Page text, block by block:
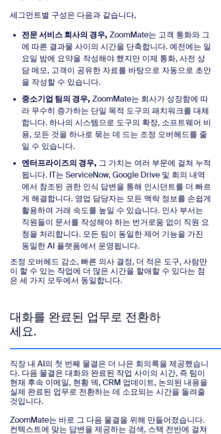
세그먼트별 구성은 다음과 같습니다,
전문 서비스 회사의 경우, ZoomMate는 고객 통화와 그
에 따른 결과물 사이의 시간을 단축합니다. 예전에는 일
요일 밤에 요약을 작성해야 했지만 이제 통화, 사전 상
담 메모, 고객이 공유한 자료를 바탕으로 자동으로 초안
을 작성할 수 있습니다.
중소기업 팀의 경우, ZoomMate는 회사가 성장함에 따
라 무수히 증가하는 단일 목적 도구의 패치워크를 대체
합니다. 하나의 시스템으로 도구의 확장, 소프트웨어 비
용, 모든 것을 하나로 묶는 데 드는 조정 오버헤드를 줄
일 수 있습니다.
엔터프라이즈의 경우, 그 가치는 여러 부문에 걸쳐 누적
됩니다. IT는 ServiceNow, Google Drive 및 회의 내역
에서 참조된 권한 인식 답변을 통해 인시던트를 더 빠르
게 해결합니다. 영업 담당자는 모든 맥락 정보를 손쉽게
활용하여 거래 속도를 높일 수 있습니다. 인사 부서는
직원들이 문서를 작성해야 하는 번거로움 없이 직원 요
청을 처리합니다. 모든 팀이 동일한 제어 기능을 가진
동일한 AI 플랫폼에서 운영됩니다.
조정 오버헤드 감소, 빠른 의사 결정, 더 적은 도구, 사람만
이 할 수 있는 작업에 더 많은 시간을 할애할 수 있다는 점
은 세 가지 모두에서 동일합니다.
대화를 완료된 업무로 전환하
세요.
직장 내 AI의 첫 번째 물결은 더 나은 회의록을 제공했습니
다. 다음 물결은 대화와 완료된 작업 사이의 시간, 즉 팀이
현재 후속 이메일, 현황 덱, CRM 업데이트, 논의된 내용을
실제 완료된 업무로 전환하는 데 소요되는 시간을 돌려줄
것입니다.
ZoomMate는 바로 그 다음 물결을 위해 만들어졌습니다.
컨텍스트에 맞는 답변을 제공하는 검색, 스택 전반에 걸쳐